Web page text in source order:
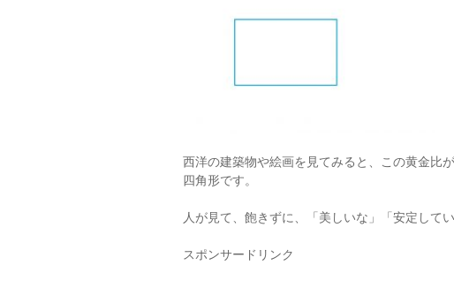
西洋の建築物や絵画を見てみると、この黄金比
四角形です。
人が見て、飽きずに、「美しいな」「安定して
スポンサードリンク